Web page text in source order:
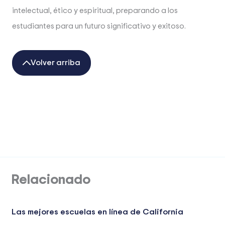
intelectual, ético y espiritual, preparando a los
estudiantes para un futuro significativo y exitoso.
Volver arriba
Relacionado
Las mejores escuelas en línea de California